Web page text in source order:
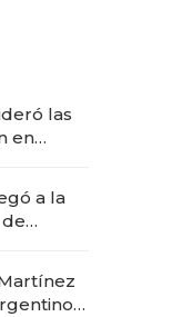
las
en
a la